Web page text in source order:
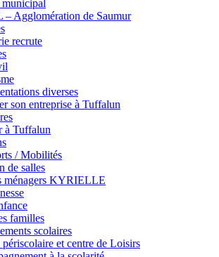
Agglomération de Saumur
recrute
diverses
son entreprise à Tuffalun
à Tuffalun
/ Mobilités
de salles
ménagers KYRIELLE
familles
scolaires
et centre de Loisirs